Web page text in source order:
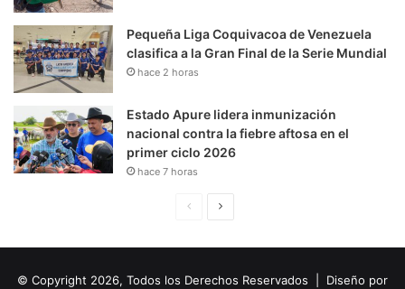
Pequeña Liga Coquivacoa de Venezuela
clasifica a la Gran Final de la Serie Mundial
hace 2 horas
Estado Apure lidera inmunización
nacional contra la fiebre aftosa en el
primer ciclo 2026
hace 7 horas
i
u
© Copyright 2026, Todos los Derechos Reservados | Diseño por